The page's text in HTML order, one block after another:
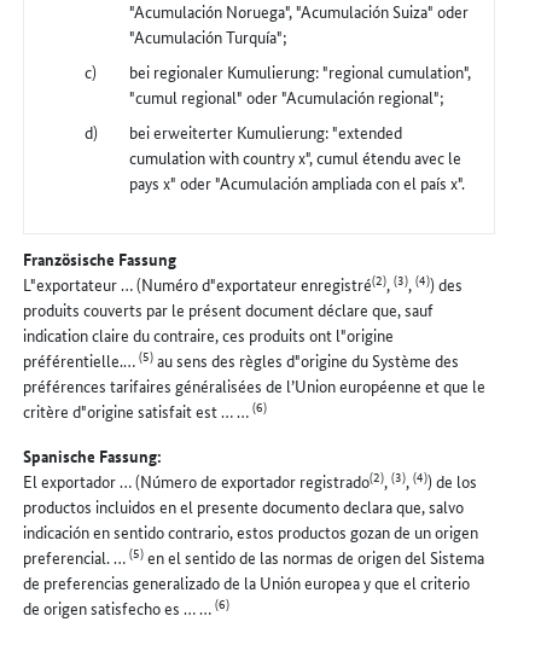
"Acumulación Noruega", "Acumulación Suiza" oder
"Acumulación Turquía";
bei regionaler Kumulierung: "regional cumulation",
"cumul regional" oder "Acumulación regional";
bei erweiterter Kumulierung: "extended
cumulation with country x", cumul étendu avec le
pays x" oder "Acumulación ampliada con el país x".
Französische Fassung
L"exportateur … (Numéro d"exportateur enregistré(2),(3),(4)) des
produits couverts par le présent document déclare que, sauf
indication claire du contraire, ces produits ont l"origine
préférentielle.…(5)au sens des règles d"origine du Système des
préférences tarifaires généralisées de l’Union européenne et que le
critère d"origine satisfait est … …(6)
Spanische Fassung:
El exportador … (Número de exportador registrado(2),(3),(4)) de los
productos incluidos en el presente documento declara que, salvo
indicación en sentido contrario, estos productos gozan de un origen
preferencial. …(5)en el sentido de las normas de origen del Sistema
de preferencias generalizado de la Unión europea y que el criterio
de origen satisfecho es … …(6)